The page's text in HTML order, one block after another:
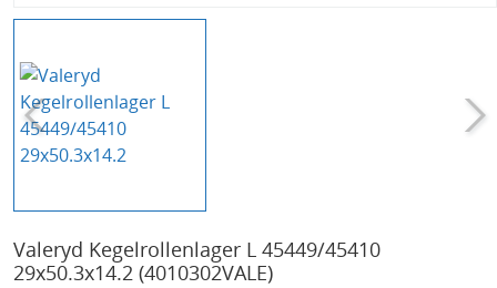
Valeryd Kegelrollenlager L 45449/45410
29x50.3x14.2 (4010302VALE)